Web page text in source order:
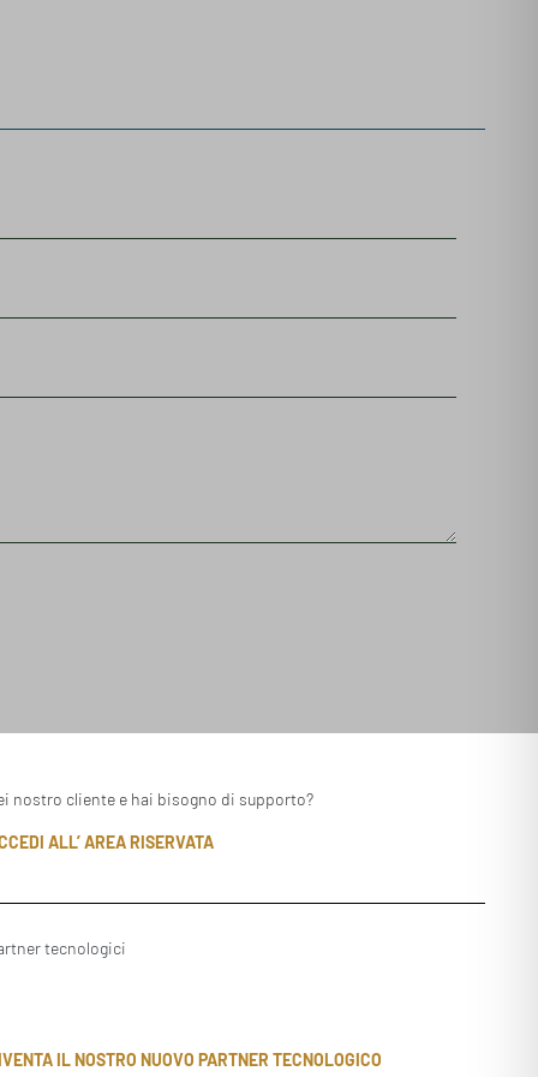
nostro cliente e hai bisogno di supporto?
ALL’ AREA RISERVATA
tecnologici
IL NOSTRO NUOVO PARTNER TECNOLOGICO